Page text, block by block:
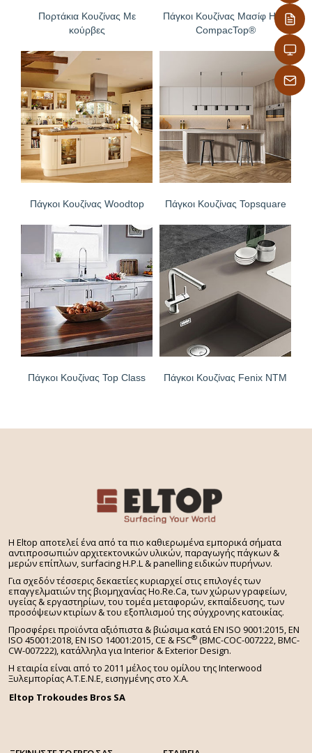
Πορτάκια Κουζίνας Με
κούρβες
Πάγκοι Κουζίνας Μασίφ HPL
CompacTop®
Πάγκοι Κουζίνας Woodtop Πάγκοι Κουζίνας Topsquare
Πάγκοι Κουζίνας Top Class Πάγκοι Κουζίνας Fenix NTM
H Eltop αποτελεί ένα από τα πιο καθιερωμένα εμπορικά σήματα
αντιπροσωπιών αρχιτεκτονικών υλικών, παραγωγής πάγκων &
μερών επίπλων, surfacing H.P.L & panelling ειδικών πυρήνων.
Για σχεδόν τέσσερις δεκαετίες κυριαρχεί στις επιλογές των
επαγγελματιών της βιομηχανίας Ho.Re.Ca, των χώρων γραφείων,
υγείας & εργαστηρίων, του τομέα μεταφορών, εκπαίδευσης, των
προσόψεων κτιρίων & του εξοπλισμού της σύγχρονης κατοικίας.
Προσφέρει προϊόντα αξιόπιστα & βιώσιμα κατά EN ISO 9001:2015, EN
ISO 45001:2018, EN ISO 14001:2015,CE & FSC® (BMC-COC-007222, BMC-
CW-007222), κατάλληλα για Interior & Exterior Design.
Η εταιρία είναι από το 2011 μέλος του ομίλου της Interwood
Ξυλεμπορίας Α.Τ.Ε.Ν.Ε, εισηγμένης στο Χ.A.
Eltop Trokoudes Bros SA